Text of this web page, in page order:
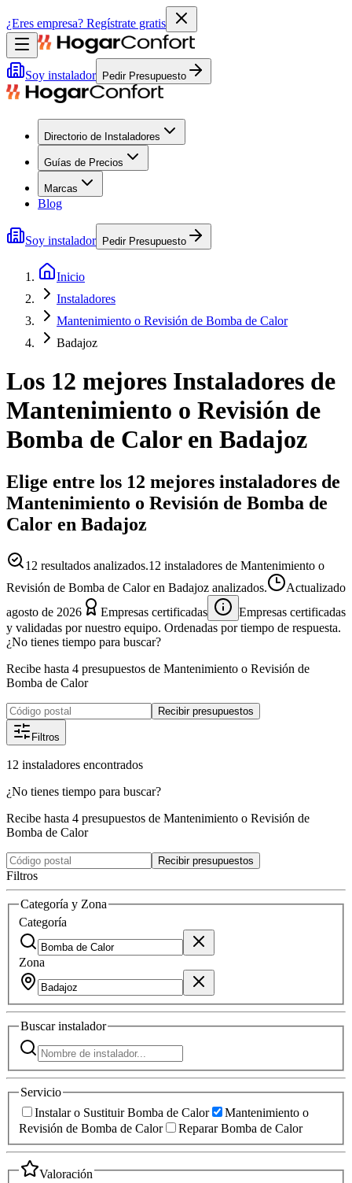
¿Eres empresa? Regístrate gratis
Soy instalador Pedir Presupuesto
Directorio de Instaladores
Guías de Precios
Marcas
Blog
Soy instalador Pedir Presupuesto
Inicio
Instaladores
Mantenimiento o Revisión de Bomba de Calor
Badajoz
Los 12 mejores Instaladores de
Mantenimiento o Revisión de
Bomba de Caloren Badajoz
Elige entre los 12 mejores instaladores de
Mantenimiento o Revisión de Bomba de
Calor en Badajoz
12 resultados analizados.12 instaladores de Mantenimiento o
Revisión de Bomba de Calor en Badajoz analizados.
Actualizado
agosto de 2026
Empresas certificadas
Empresas certificadas
y validadas por nuestro equipo. Ordenadas por tiempo de respuesta.
¿No tienes tiempo para buscar?
Recibe hasta 4 presupuestos de Mantenimiento o Revisión de
Bomba de Calor
Recibir presupuestos
Filtros
12 instaladores encontrados
¿No tienes tiempo para buscar?
Recibe hasta 4 presupuestos de Mantenimiento o Revisión de
Bomba de Calor
Recibir presupuestos
Filtros
Categoría y Zona
Categoría
Zona
Buscarinstalador
Servicio
Instalar o Sustituir Bomba de Calor
Mantenimiento o
Revisión de Bomba de Calor
Reparar Bomba de Calor
Valoración